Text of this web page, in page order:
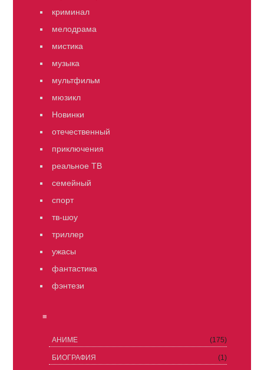
криминал
мелодрама
мистика
музыка
мультфильм
мюзикл
Новинки
отечественный
приключения
реальное ТВ
семейный
спорт
тв-шоу
триллер
ужасы
фантастика
фэнтези
≡
АНИМЕ (175)
БИОГРАФИЯ (1)